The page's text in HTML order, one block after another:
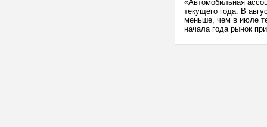
«Автомобильная
текущего года. В
меньше, чем в июле
начала года рынок